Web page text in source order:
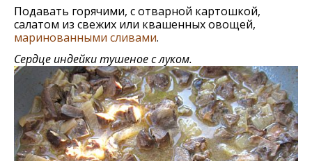
Подавать горячими, с отварной картошкой,
салатом из свежих или квашенных овощей,
маринованными сливами.
Сердце индейки тушеное с луком.